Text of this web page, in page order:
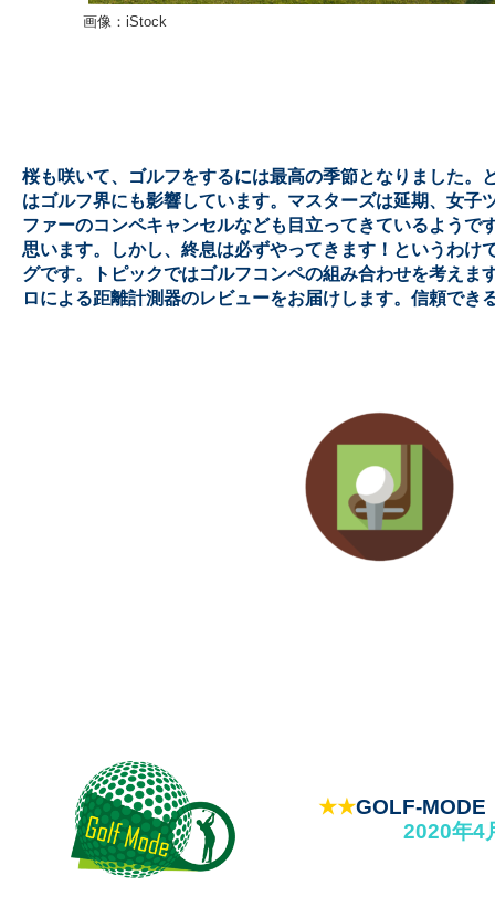
画像：iStock
桜も咲いて、ゴルフをするには最高の季節となりました。
はゴルフ界にも影響しています。マスターズは延期、女子
ファーのコンペキャンセルなども目立ってきているようで
思います。しかし、終息は必ずやってきます！というわけ
グです。トピックではゴルフコンペの組み合わせを考えま
ロによる距離計測器のレビューをお届けします。信頼でき
★★GOLF-MODE
2020年4